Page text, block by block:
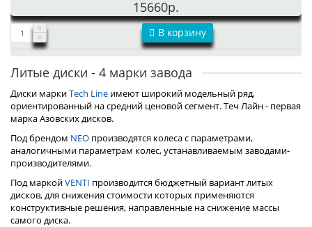
15660р.
В корзину
Литые диски - 4 марки завода
Диски маркиTech Line имеют широкий модельный ряд,
ориентированный на средний ценовой сегмент. Теч Лайн - первая
марка Азовских дисков.
Под брендом NEO производятся колеса с параметрами,
аналогичными параметрам колес, устанавливаемым заводами-
производителями.
Под маркойVENTI производится бюджетный вариант литых
дисков, для снижения стоимости которых применяются
конструктивные решения, направленные на снижение массы
самого диска.